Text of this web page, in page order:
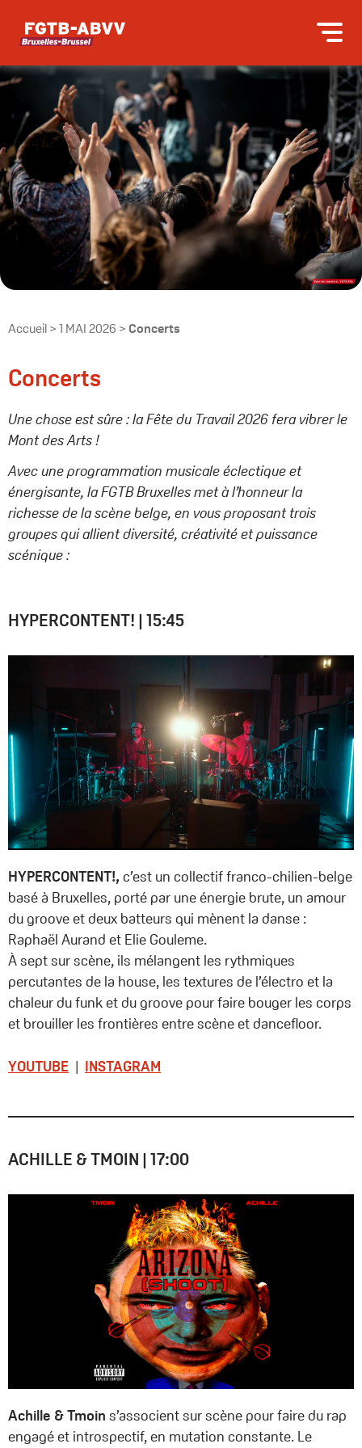
Accueil>1 MAI 2026 > Concerts
Concerts
Une chose est sûre : la Fête du Travail 2026 fera vibrer le
Mont des Arts !
Avec une programmation musicale éclectique et
énergisante, la FGTB Bruxelles met à l’honneur la
richesse de la scène belge, en vous proposant trois
groupes qui allient diversité, créativité et puissance
scénique :
HYPERCONTENT! | 15:45
HYPERCONTENT!, c’est un collectif franco-chilien-belge
basé à Bruxelles, porté par une énergie brute, un amour
du groove et deux batteurs qui mènent la danse :
Raphaël Aurand et Elie Gouleme.
À sept sur scène, ils mélangent les rythmiques
percutantes de la house, les textures de l’électro et la
chaleur du funk et du groove pour faire bouger les corps
et brouiller les frontières entre scène et dancefloor.
YOUTUBE | INSTAGRAM
ACHILLE & TMOIN | 17:00
Achille & Tmoin s’associent sur scène pour faire du rap
engagé et introspectif, en mutation constante. Le